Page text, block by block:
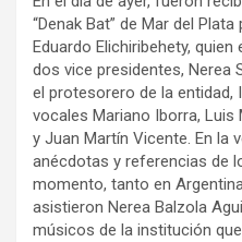
“Denak Bat” de Mar del
Eduardo Elichiribehety,
dos vice presidentes, Nerea
el protesorero de la entidad,
vocales Mariano Iborra, Luis
y Juan Martín Vicente. En la
anécdotas y referencias de
momento, tanto en
asistieron Nerea Balzola
músicos de la institución